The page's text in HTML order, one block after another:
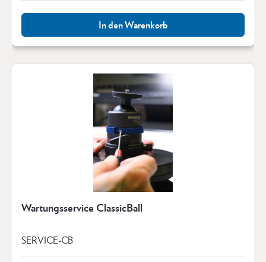
In den Warenkorb
Wartungsservice ClassicBall
SERVICE-CB